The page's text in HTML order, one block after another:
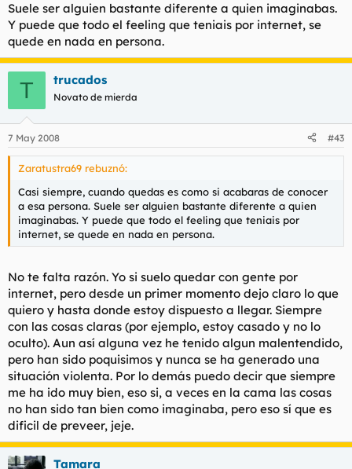
Suele ser alguien bastante diferente a quien imaginabas.
Y puede que todo el feeling que teniais por internet, se
quede en nada en persona.
T trucados
Novato de mierda
7 May 2008 #43
Zaratustra69 rebuznó:
Casi siempre, cuando quedas es como si acabaras de conocer
a esa persona. Suele ser alguien bastante diferente a quien
imaginabas. Y puede que todo el feeling que teniais por
internet, se quede en nada en persona.
No te falta razón. Yo si suelo quedar con gente por
internet, pero desde un primer momento dejo claro lo que
quiero y hasta donde estoy dispuesto a llegar. Siempre
con las cosas claras (por ejemplo, estoy casado y no lo
oculto). Aun así alguna vez he tenido algun malentendido,
pero han sido poquisimos y nunca se ha generado una
situación violenta. Por lo demás puedo decir que siempre
me ha ido muy bien, eso si, a veces en la cama las cosas
no han sido tan bien como imaginaba, pero eso sí que es
dificil de preveer, jeje.
Tamara